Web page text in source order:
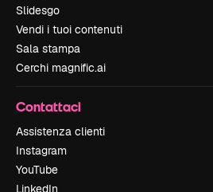
Slidesgo
Vendi i tuoi contenuti
Sala stampa
Cerchi magnific.ai
Contattaci
Assistenza clienti
Instagram
YouTube
LinkedIn